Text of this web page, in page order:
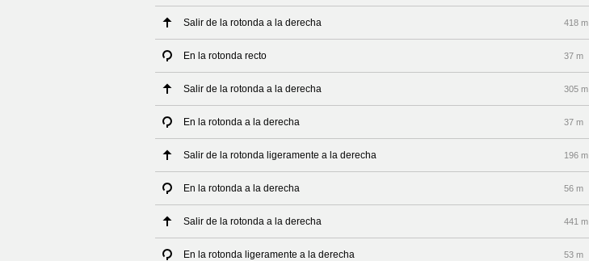
Salir de la rotonda a la derecha 418 m
En la rotonda recto 37 m
Salir de la rotonda a la derecha 305 m
En la rotonda a la derecha 37 m
Salir de la rotonda ligeramente a la derecha 196 m
En la rotonda a la derecha 56 m
Salir de la rotonda a la derecha 441 m
En la rotonda ligeramente a la derecha 53 m